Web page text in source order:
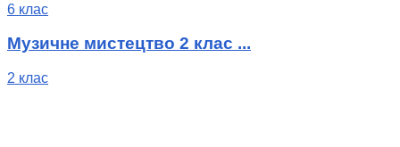
6 клас
Музичне мистецтво 2 клас ...
2 клас